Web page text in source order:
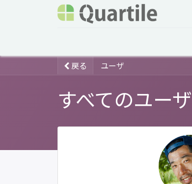
戻る
ユーザ
すべてのユーザ